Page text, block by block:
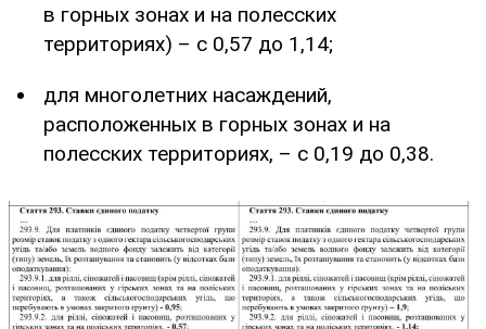
в горных зонах и на полесских
территориях) – с 0,57 до 1,14;
для многолетних насаждений,
расположенных в горных зонах и на
полесских территориях, – с 0,19 до 0,38.